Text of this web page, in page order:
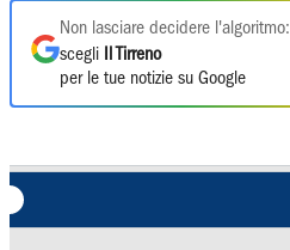
Non lasciare decidere l'algoritmo:
scegli
Il Tirreno
per le tue notizie su Google